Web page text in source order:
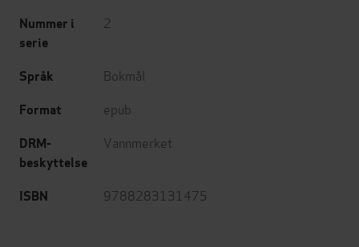
Nummer i
serie
2
Språk Bokmål
Format epub
DRM-
beskyttelse
Vannmerket
ISBN 9788283131475